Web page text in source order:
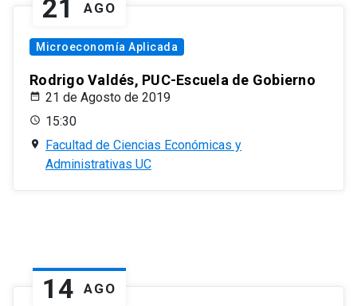
21 AGO
Microeconomía Aplicada
Rodrigo Valdés, PUC-Escuela de Gobierno
21 de Agosto de 2019
15:30
Facultad de Ciencias Económicas y
Administrativas UC
14 AGO